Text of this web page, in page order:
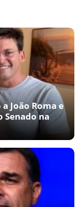
João Roma e
Senado na